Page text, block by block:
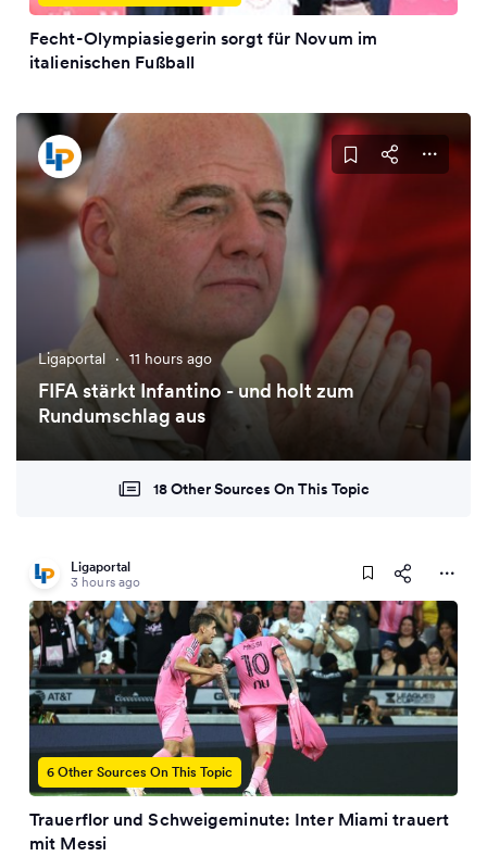
Fecht-Olympiasiegerin sorgt für Novum im
italienischen Fußball
Ligaportal · 11 hours ago
FIFA stärkt Infantino - und holt zum
Rundumschlag aus
18 Other Sources On This Topic
Ligaportal
3 hours ago
6 Other Sources On This Topic
Trauerflor und Schweigeminute: Inter Miami trauert
mit Messi